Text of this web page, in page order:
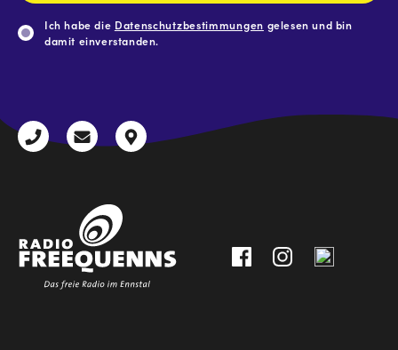
Ich habe die Datenschutzbestimmungen gelesen und bin
damit einverstanden.
+43
radio@freequenns.at
Kulturhausstraße